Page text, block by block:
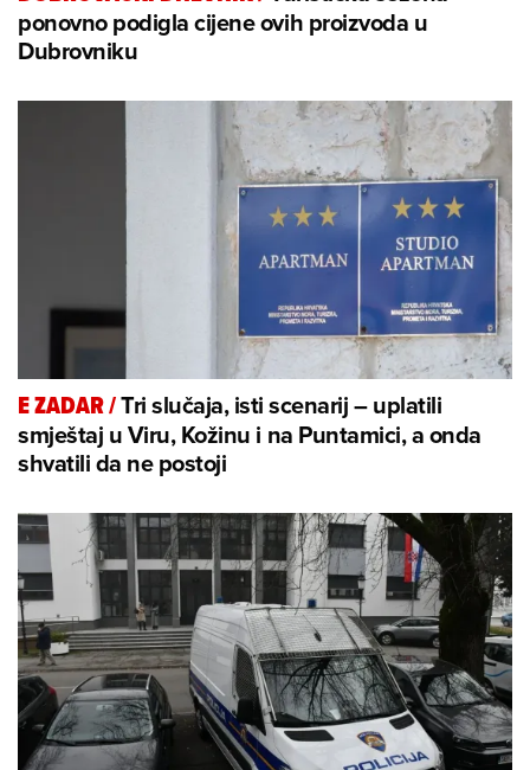
ponovno podigla cijene ovih proizvoda u
Dubrovniku
E ZADAR/Tri slučaja, isti scenarij – uplatili
smještaj u Viru, Kožinu i na Puntamici, a onda
shvatili da ne postoji